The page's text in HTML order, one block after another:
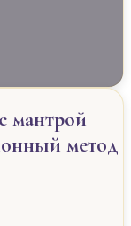
мантрой
метод